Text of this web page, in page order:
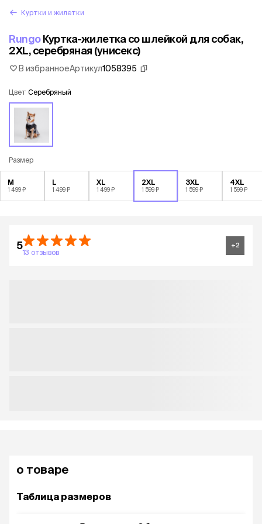
Куртки и жилетки
RungoКуртка-жилетка со шлейкой для собак,
2XL, серебряная (унисекс)
В избранноеАртикул1058395
Цвет Серебряный
Размер
M
1 499 ₽
L
1 499 ₽
XL
1 499 ₽
2XL
1 599 ₽
3XL
1 599 ₽
4XL
1 599 ₽
5
13 отзывов
+2
о товаре
Таблица размеров